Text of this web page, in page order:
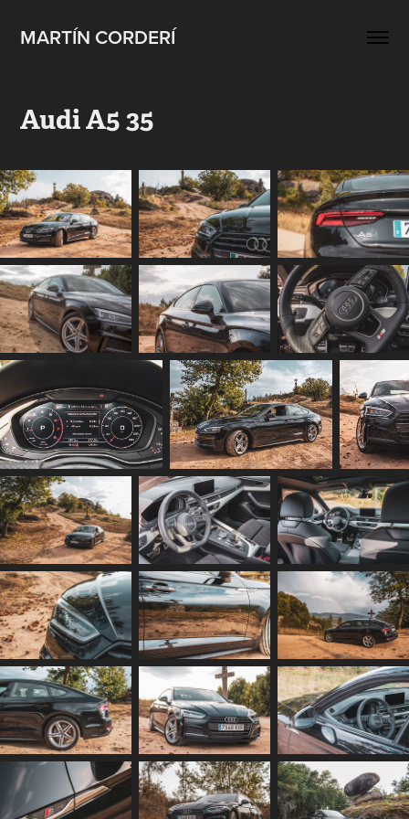
MARTÍN CORDERÍ
Audi A5 35